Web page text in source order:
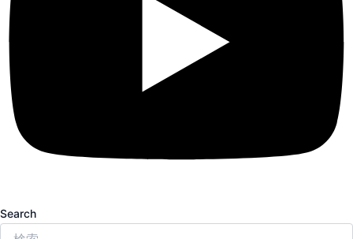
Search